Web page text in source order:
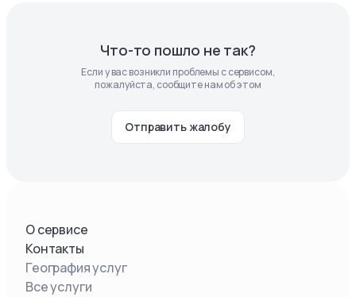
Что-то пошло не так?
Если у вас возникли проблемы с сервисом,
пожалуйста, сообщите нам об этом
Отправить жалобу
О сервисе
Контакты
География услуг
Все услуги